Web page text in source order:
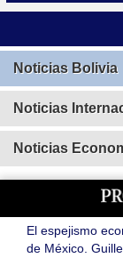
Noticias Bolivia
Noticias
Noticias
El espejismo
de México.